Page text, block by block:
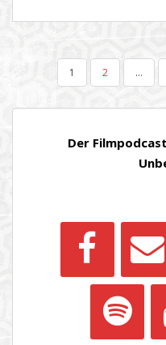
BEITRÄGE
1 2 …
Der